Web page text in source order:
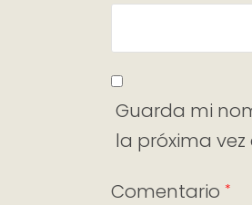
Guarda mi
la próxima
Comentario *